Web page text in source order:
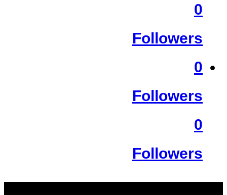
0
Followers
0
Followers
0
Followers